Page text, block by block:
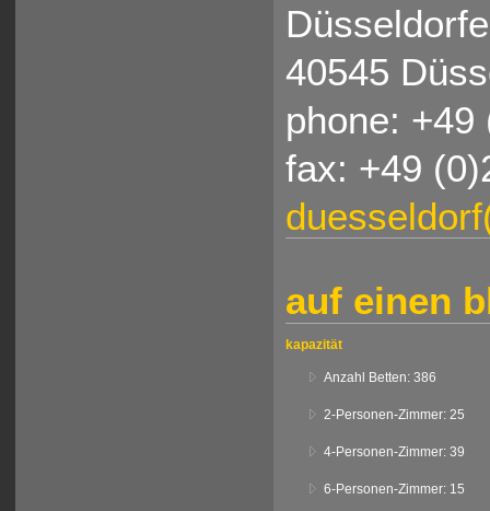
40545
phone: +49
fax: +49
auf einen
kapazität
Anzahl Betten: 386
2-Personen-Zimmer: 25
4-Personen-Zimmer: 39
6-Personen-Zimmer: 15